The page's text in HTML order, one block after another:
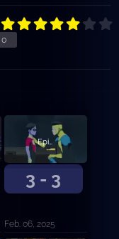
0
3 - 3
Episodio 3
Feb. 06, 2025